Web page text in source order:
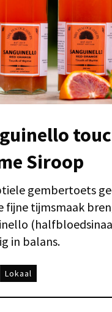
Siroop
gembertoets
fijne tijmsmaak
in balans.
Lokaal